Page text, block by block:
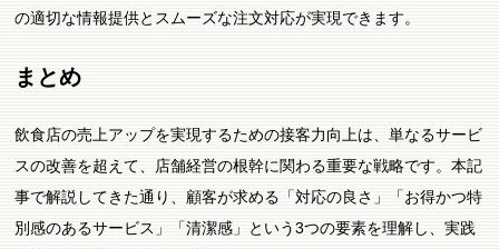
の適切な情報提供とスムーズな注文対応が実現できます。
まとめ
飲食店の売上アップを実現するための接客力向上は、単なるサービ
スの改善を超えて、店舗経営の根幹に関わる重要な戦略です。本記
事で解説してきた通り、顧客が求める「対応の良さ」「お得かつ特
別感のあるサービス」「清潔感」という3つの要素を理解し、実践